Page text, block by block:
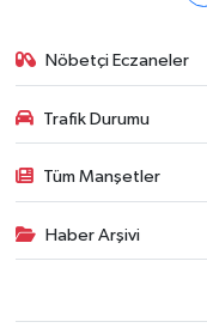
Nöbetçi Eczaneler
Trafik Durumu
Tüm Manşetler
Haber Arşivi